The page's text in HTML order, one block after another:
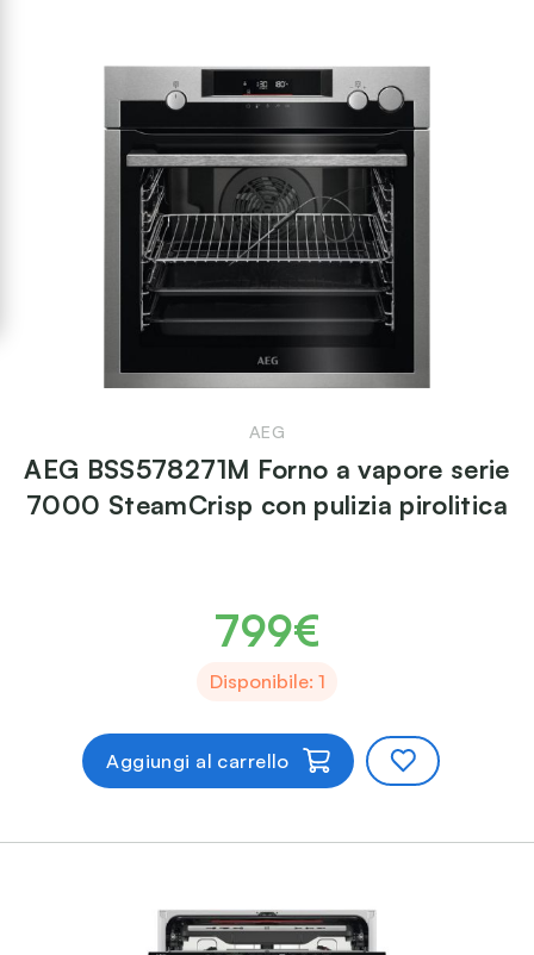
AEG
AEG BSS578271M Forno a vapore serie
7000 SteamCrisp con pulizia pirolitica
799€
Disponibile: 1
Aggiungi al carrello